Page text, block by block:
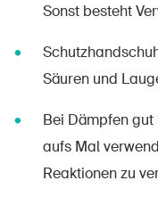
Sonst besteht
Säuren und
Bei Dämpfen
aufs Mal
Reaktionen zu